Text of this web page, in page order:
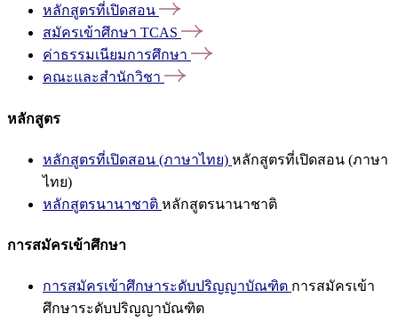
หลักสูตรที่เปิดสอน
สมัครเข้าศึกษา TCAS
ค่าธรรมเนียมการศึกษา
คณะและสำนักวิชา
หลักสูตร
หลักสูตรที่เปิดสอน (ภาษาไทย) หลักสูตรที่เปิดสอน (ภาษา
ไทย)
หลักสูตรนานาชาติ หลักสูตรนานาชาติ
การสมัครเข้าศึกษา
การสมัครเข้าศึกษาระดับปริญญาบัณฑิต การสมัครเข้า
ศึกษาระดับปริญญาบัณฑิต